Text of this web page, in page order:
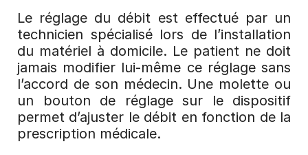
Le réglage du débit est effectué par un
technicien spécialisé lors de l’installation
du matériel à domicile. Le patient ne doit
jamais modifier lui-même ce réglage sans
l’accord de son médecin. Une molette ou
un bouton de réglage sur le dispositif
permet d’ajuster le débit en fonction de la
prescription médicale.